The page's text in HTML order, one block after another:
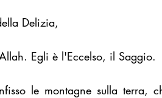
Delizia,
Egli è l'Eccelso, il Saggio.
le montagne sulla terra,